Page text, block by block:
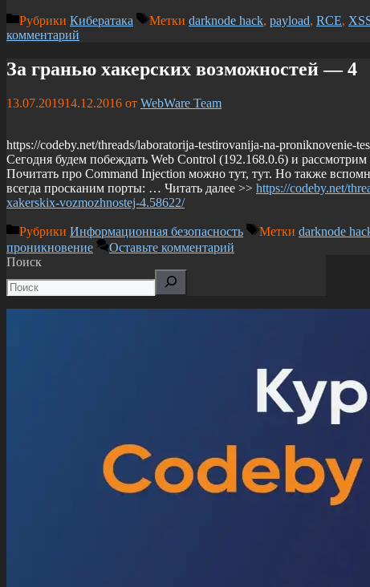
Рубрики Кибератака Метки darknode hack, payload, RCE,
комментарий
За гранью хакерских возможностей — 4
13.07.201914.12.2016 от WebWare Team
https://codeby.net/threads/laboratorija-testirovanija-na-proniknovenie-
Сегодня будем побеждать Web Control (192.168.0.6) и
Почитать про Command Injection можно тут, тут. Но также
всегда просканим порты: … Читать далее >> https://codeby.net/
xakerskix-vozmozhnostej-4.58622/
Рубрики Информационная безопасность Метки darknode
проникновение
Оставьте комментарий
Поиск